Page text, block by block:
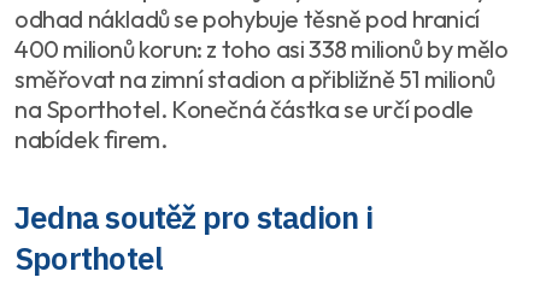
odhad nákladů se pohybuje těsně pod hranicí
400 milionů korun: z toho asi 338 milionů by mělo
směřovat na zimní stadion a přibližně 51 milionů
na Sporthotel. Konečná částka se určí podle
nabídek firem.
Jedna soutěž pro stadion i
Sporthotel